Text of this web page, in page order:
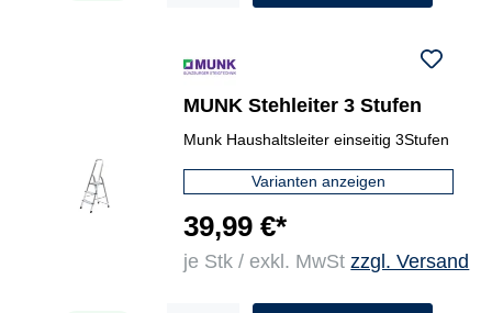
MUNK Stehleiter 3 Stufen
Munk Haushaltsleiter einseitig 3Stufen
Varianten anzeigen
39,99 €*
je Stk / exkl. MwStzzgl. Versand